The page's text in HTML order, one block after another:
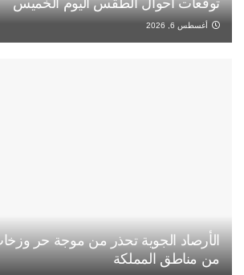
أغسطس 6, 2026
الأرصاد الجوية تحذر من موجة حر
من مناطق المملكة